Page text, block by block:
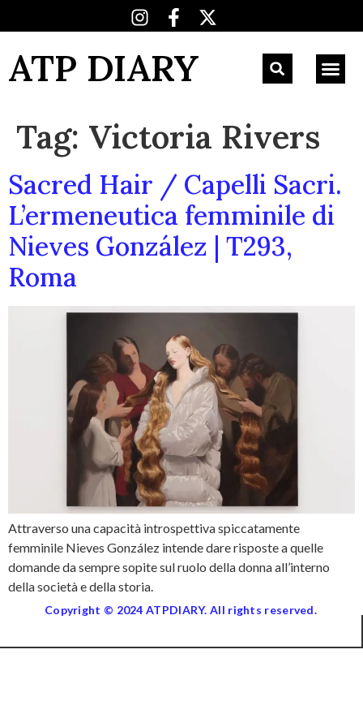
ATP DIARY
Tag: Victoria Rivers
Sacred Hair / Capelli Sacri.
L’ermeneutica femminile di
Nieves González | T293,
Roma
Attraverso una capacità introspettiva spiccatamente
femminile Nieves González intende dare risposte a quelle
domande da sempre sopite sul ruolo della donna all’interno
della società e della storia.
Copyright © 2024 ATPDIARY. All rights reserved.